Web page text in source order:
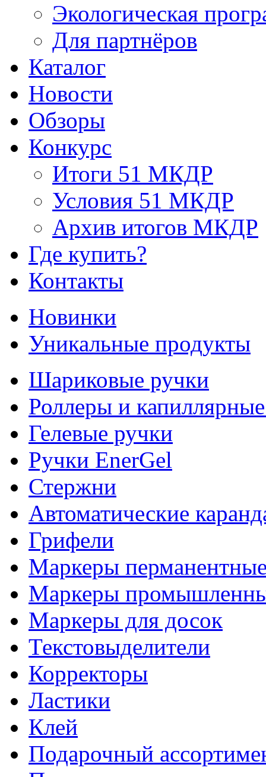
Экологическая
Для партнёров
Каталог
Новости
Обзоры
Конкурс
Итоги 51 МКДР
Условия 51 МКДР
Архив итогов МКДР
Где купить?
Контакты
Новинки
Уникальные продукты
Шариковые ручки
Роллеры и
Гелевые ручки
Ручки EnerGel
Стержни
Автоматические
Грифели
Маркеры
Маркеры
Маркеры для досок
Текстовыделители
Корректоры
Ластики
Клей
Подарочный